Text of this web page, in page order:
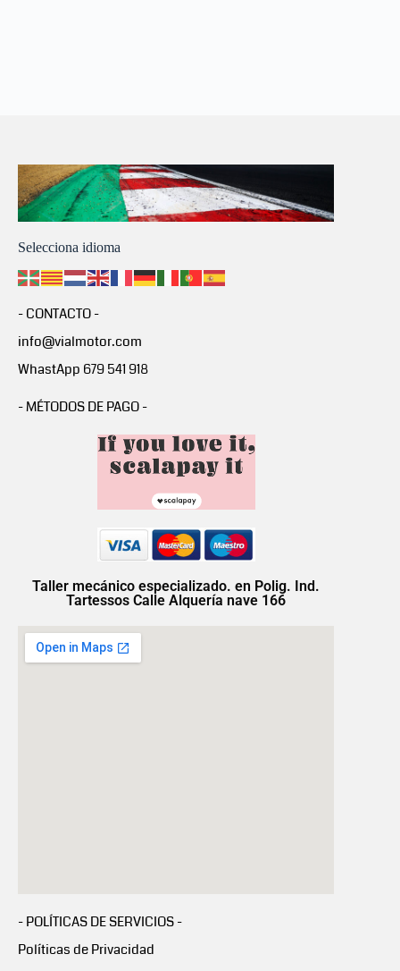
Selecciona idioma
- CONTACTO -
info@vialmotor.com
WhastApp 679 541 918
- MÉTODOS DE PAGO -
Taller mecánico especializado. en Polig. Ind.
Tartessos Calle Alquería nave 166
- POLÍTICAS DE SERVICIOS -
Políticas de Privacidad